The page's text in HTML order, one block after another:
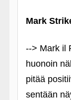
Mark
--> Mark il
huonoin
pitää
sentään